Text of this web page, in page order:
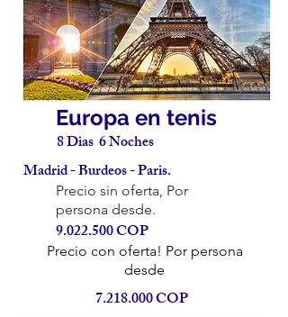
Europa en tenis
8 Dias 6 Noches
Madrid - Burdeos - Paris.
Precio sin oferta, Por
persona desde.
9.022.500COP
Precio con oferta! Por persona
desde
7.218.000COP